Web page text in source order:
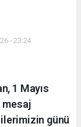
- 23:24
1 Mayıs
mesaj
günü